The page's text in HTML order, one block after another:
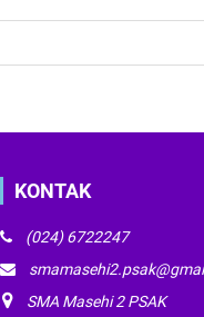
KONTAK
(024) 6722247
SMA Masehi 2 PSAK